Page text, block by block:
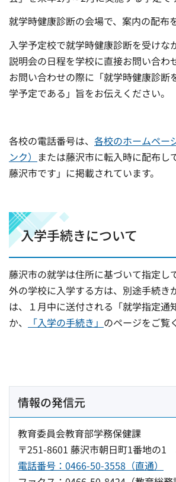
就学時健康診断の会場で、案内の配布
入学予定校で就学時健康診断を受けな
説明会の日程を学校に直接お問い合わ
お問い合わせの際に「就学時健康診断
学予定である」旨をお伝えください。
各校の電話番号は、 各校のホームペー
ンク） または藤沢市に転入時に配布し
藤沢市です」に掲載されています。
入学手続きについて
藤沢市の就学は住所に基づいて指定し
外の学校に入学する方は、別途手続き
は、１月中に送付される「就学指定通
か、
「入学の手続き」 のページをご覧
情報の発信元
教育委員会教育部学務保健課
〒251-8601 藤沢市朝日町1番地の1
電話番号：0466-50-3558（直通）